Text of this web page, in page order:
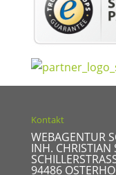
Kontakt
WEBAGENTUR
INH. CHRISTIAN
94486